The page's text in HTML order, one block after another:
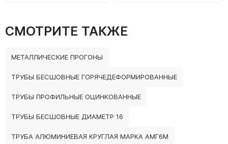
СМОТРИТЕ ТАКЖЕ
МЕТАЛЛИЧЕСКИЕ ПРОГОНЫ
ТРУБЫ БЕСШОВНЫЕ ГОРЯЧЕДЕФОРМИРОВАННЫЕ
ТРУБЫ ПРОФИЛЬНЫЕ ОЦИНКОВАННЫЕ
ТРУБЫ БЕСШОВНЫЕ ДИАМЕТР 16
ТРУБА АЛЮМИНИЕВАЯ КРУГЛАЯ МАРКА АМГ6М